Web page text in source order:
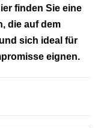
finden Sie eine
die auf dem
sich ideal für
eignen.